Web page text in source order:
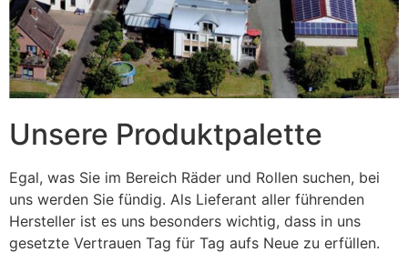
Unsere Produktpalette
Egal, was Sie im Bereich Räder und Rollen suchen, bei
uns werden Sie fündig. Als Lieferant aller führenden
Hersteller ist es uns besonders wichtig, dass in uns
gesetzte Vertrauen Tag für Tag aufs Neue zu erfüllen.